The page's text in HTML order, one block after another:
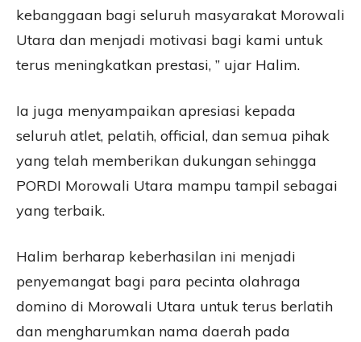
kebanggaan bagi seluruh masyarakat Morowali
Utara dan menjadi motivasi bagi kami untuk
terus meningkatkan prestasi, ” ujar Halim.
Ia juga menyampaikan apresiasi kepada
seluruh atlet, pelatih, official, dan semua pihak
yang telah memberikan dukungan sehingga
PORDI Morowali Utara mampu tampil sebagai
yang terbaik.
Halim berharap keberhasilan ini menjadi
penyemangat bagi para pecinta olahraga
domino di Morowali Utara untuk terus berlatih
dan mengharumkan nama daerah pada